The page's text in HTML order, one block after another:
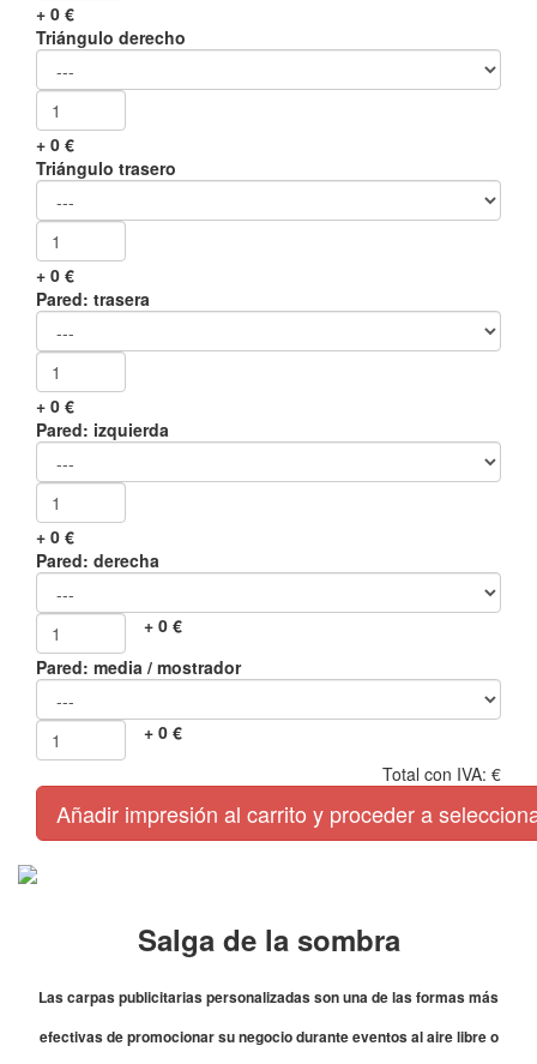
+ 0 €
Triángulo derecho
+ 0 €
Triángulo trasero
+ 0 €
Pared: trasera
+ 0 €
Pared: izquierda
+ 0 €
Pared: derecha
+ 0€
Pared: media / mostrador
+ 0€
Total con IVA: €
Añadir impresión al carrito y proceder a
Salga de la sombra
Las carpas publicitarias personalizadas son una de las formas más
efectivas de promocionar su negocio durante eventos al aire libre o